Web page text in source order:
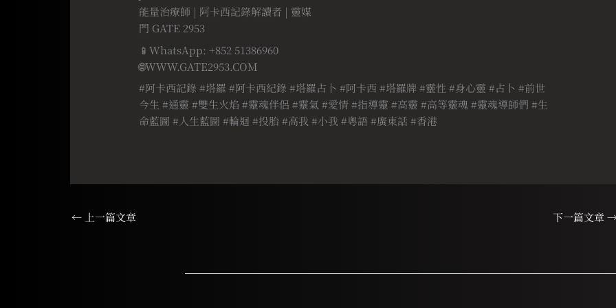
能量治療師 | 阿卡西記錄解讀者 | 靈媒
門 GATE 2953
📱WhatsApp: +852 51386960
🌐WWW.GATE2953.COM
#阿卡西記錄 #塔羅 #阿卡西紀錄 #塔羅占卜 #阿卡西 #塔羅牌 #靈性 #身心靈 #占卜 #前世
今生 #通靈 #雙生火焰 #靈魂伴侶 #靈氣 #愛情 #指導靈 #高靈 #高等靈魂 #靈魂導師們 #生
命藍圖 #人生藍圖 #輪迴 #投胎 #高我 #小我 #粵語 #廣東話 #香港
← 上一篇文章 下一篇文章